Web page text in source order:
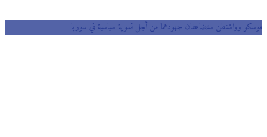
وواشنطن ستضاعفان جهودهما من أجل تسوية سياسية في سوريا